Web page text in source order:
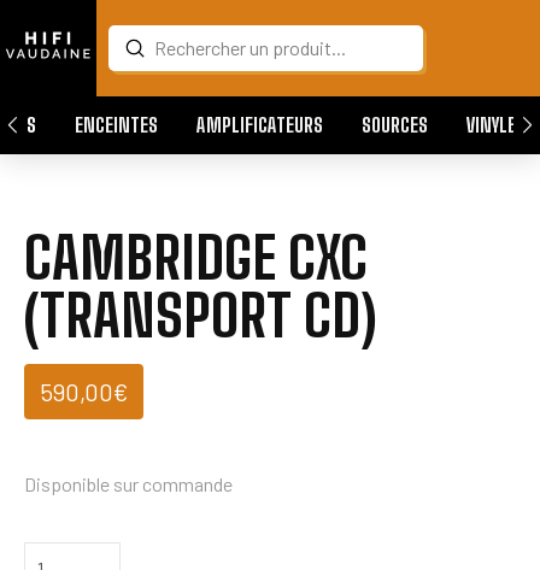
Search
Submit
ENCEINTES AMPLIFICATEURS SOURCES VINYLES
CAMBRIDGE CXC
(TRANSPORT CD)
590,00€
Disponible sur commande
quantité